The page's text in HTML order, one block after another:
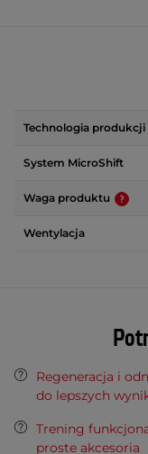
Technologia produkcji
System MicroShift
Waga produktu
Wentylacja
Regeneracja i
do lepszych
Trening
proste akcesoria